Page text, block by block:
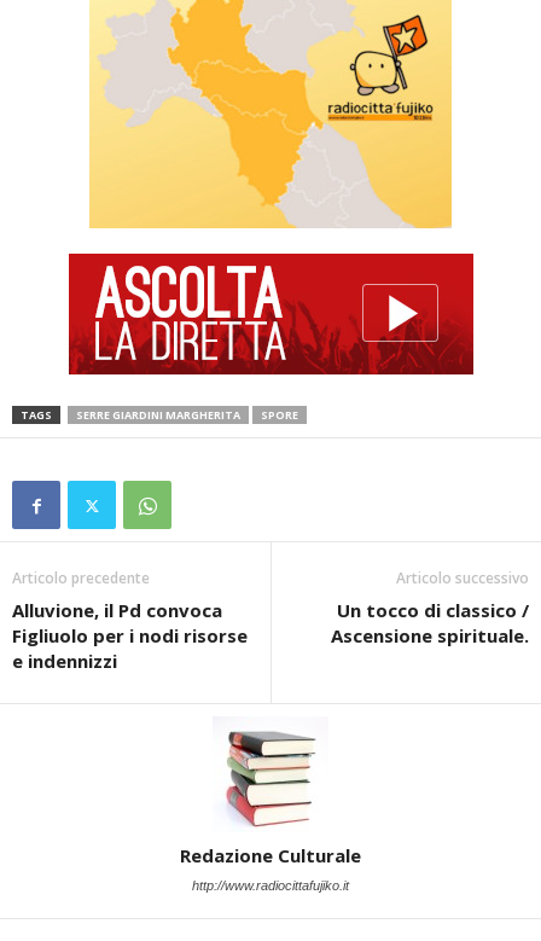
TAGS SERRE GIARDINI MARGHERITA SPORE
Articolo precedente
Alluvione, il Pd convoca
Figliuolo per i nodi risorse
e indennizzi
Articolo successivo
Un tocco di classico /
Ascensione spirituale.
Redazione Culturale
http://www.radiocittafujiko.it